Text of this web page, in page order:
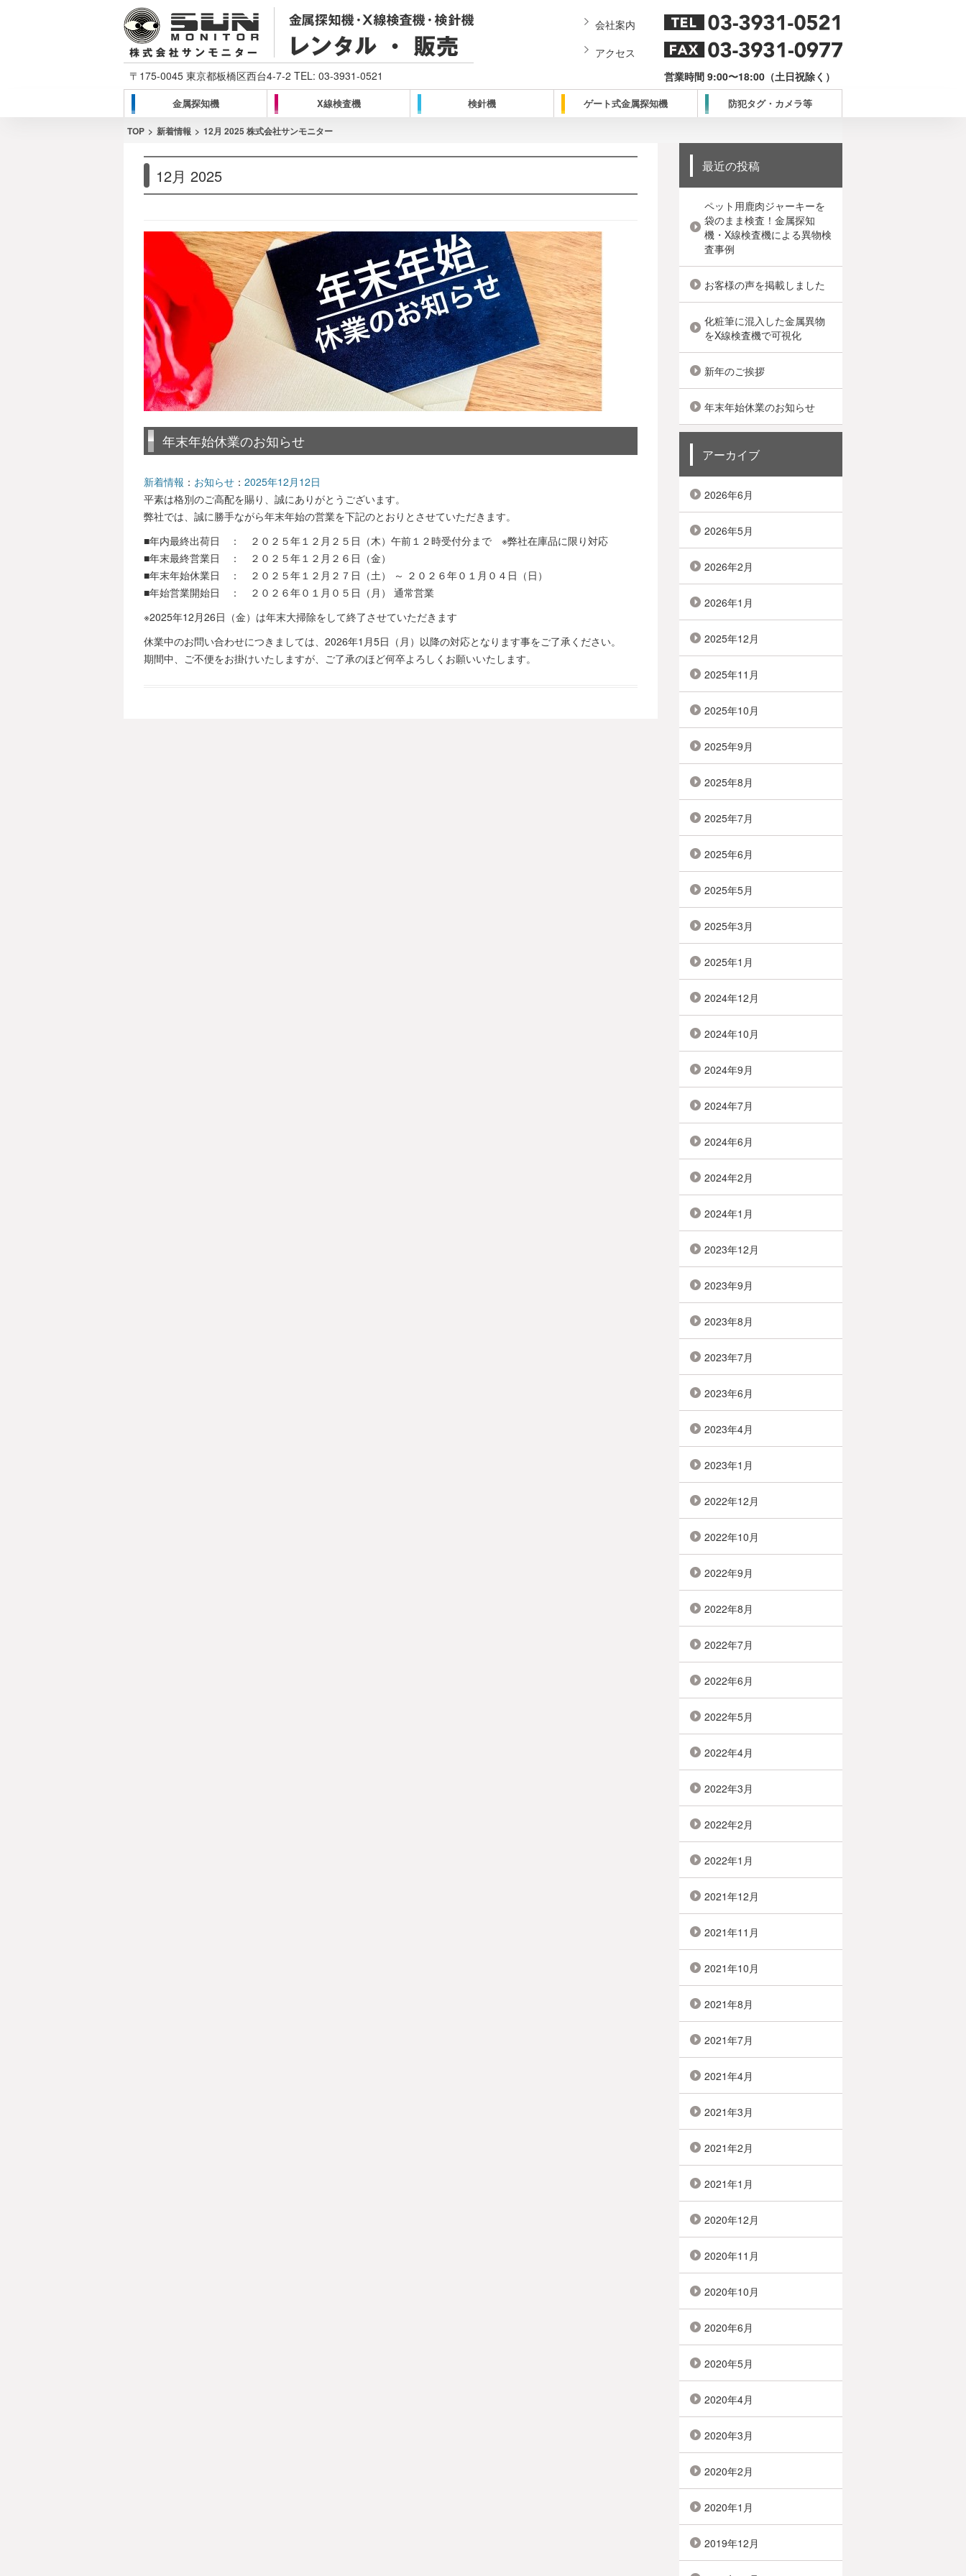
〒175-0045 東京都板橋区西台4-7-2 TEL: 03-3931-0521 営業時間 9:00〜18:00（土日祝除く）
会社案内
アクセス
金属探知機 X線検査機 検針機 ゲート式金属探知機 防犯タグ・カメラ等
TOP 新着情報 12月 2025 株式会社サンモニター
12月 2025
年末年始休業のお知らせ
新着情報 ： お知らせ ： 2025年12月12日
平素は格別のご高配を賜り、誠にありがとうございます。
弊社では、誠に勝手ながら年末年始の営業を下記のとおりとさせていただきます。
■年内最終出荷日 ： ２０２５年１２月２５日（木）午前１２時受付分まで ※弊社在庫品に限り対応
■年末最終営業日 ： ２０２５年１２月２６日（金）
■年末年始休業日 ： ２０２５年１２月２７日（土） ～ ２０２６年０１月０４日（日）
■年始営業開始日 ： ２０２６年０１月０５日（月） 通常営業
※2025年12月26日（金）は年末大掃除をして終了させていただきます
休業中のお問い合わせにつきましては、2026年1月5日（月）以降の対応となります事をご了承ください。
期間中、ご不便をお掛けいたしますが、ご了承のほど何卒よろしくお願いいたします。
最近の投稿
ペット用鹿肉ジャーキーを
袋のまま検査！金属探知
機・X線検査機による異物検
査事例
お客様の声を掲載しました
化粧筆に混入した金属異物
をX線検査機で可視化
新年のご挨拶
年末年始休業のお知らせ
アーカイブ
2026年6月
2026年5月
2026年2月
2026年1月
2025年12月
2025年11月
2025年10月
2025年9月
2025年8月
2025年7月
2025年6月
2025年5月
2025年3月
2025年1月
2024年12月
2024年10月
2024年9月
2024年7月
2024年6月
2024年2月
2024年1月
2023年12月
2023年9月
2023年8月
2023年7月
2023年6月
2023年4月
2023年1月
2022年12月
2022年10月
2022年9月
2022年8月
2022年7月
2022年6月
2022年5月
2022年4月
2022年3月
2022年2月
2022年1月
2021年12月
2021年11月
2021年10月
2021年8月
2021年7月
2021年4月
2021年3月
2021年2月
2021年1月
2020年12月
2020年11月
2020年10月
2020年6月
2020年5月
2020年4月
2020年3月
2020年2月
2020年1月
2019年12月